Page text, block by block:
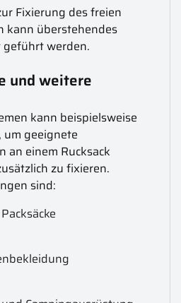
Fixierung des freien
kann überstehendes
werden.
und weitere
kann beispielsweise
geeignete
an einem Rucksack
zu fixieren.
sind: